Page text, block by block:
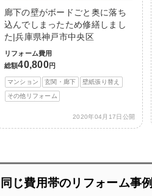
廊下の壁がボードごと奥に落ち
込んでしまったため修繕しまし
た|兵庫県神戸市中央区
リフォーム費用
総額40,800円
マンション 玄関・廊下 壁紙張り替え
その他リフォーム
2020年04月17日公開
同じ費用帯のリフォーム事例